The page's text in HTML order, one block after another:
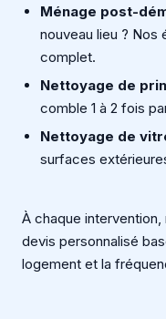
Ménage post-
nouveau lieu ?
complet.
Nettoyage de
comble 1 à 2 fois
Nettoyage de
surfaces
À chaque
devis personnalisé
logement et la